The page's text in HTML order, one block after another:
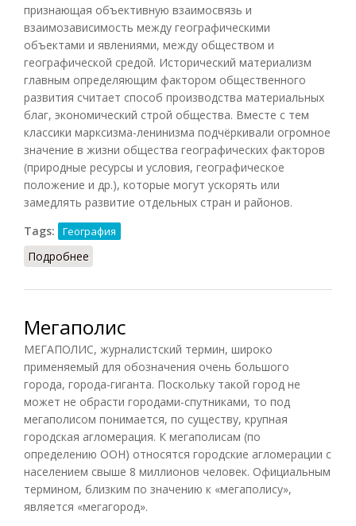
признающая объективную взаимосвязь и
взаимозависимость между географическими
объектами и явлениями, между обществом и
географической средой. Исторический материализм
главным определяющим фактором общественного
развития считает способ производства материальных
благ, экономический строй общества. Вместе с тем
классики марксизма-ленинизма подчёркивали огромное
значение в жизни общества географических факторов
(природные ресурсы и условия, географическое
положение и др.), которые могут ускорять или
замедлять развитие отдельных стран и районов.
Tags:
География
Подробнее
Мегаполис
МЕГАПОЛИС, журналистский термин, широко
применяемый для обозначения очень большого
города, города-гиганта. Поскольку такой город не
может не обрасти городами-спутниками, то под
мегаполисом понимается, по существу, крупная
городская агломерация. К мегаполисам (по
определению ООН) относятся городские агломерации с
населением свыше 8 миллионов человек. Официальным
термином, близким по значению к «мегаполису»,
является «мегагород».